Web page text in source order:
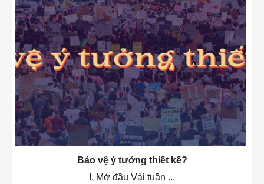
Bảo vệ ý tưởng thiết kế?
I. Mở đầu Vài tuần ...